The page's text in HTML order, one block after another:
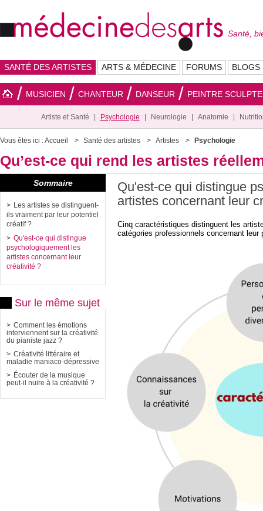
Santé,
SANTÉ DES ARTISTES ARTS & MÉDECINE FORUMS BLOGS
MUSICIEN CHANTEUR DANSEUR PEINTRE
Artiste et Santé Psychologie Neurologie Anatomie
Vous êtes ici :Accueil Santé des artistes Artistes Psychologie
Qu’est-ce qui rend les artistes
Qu'est-ce qui distingue
artistes concernant leur
Cinq caractéristiques distinguent les
catégories professionnels concernant leur
Sommaire
Les artistes se distinguent-
ils vraiment par leur potentiel
créatif ?
Qu'est-ce qui distingue
psychologiquement les
artistes concernant leur
créativité ?
Sur le même sujet
Comment les émotions
interviennent sur la créativité
du pianiste jazz ?
Créativité littéraire et
maladie maniaco-dépressive
Écouter de la musique
peut-il nuire à la créativité ?